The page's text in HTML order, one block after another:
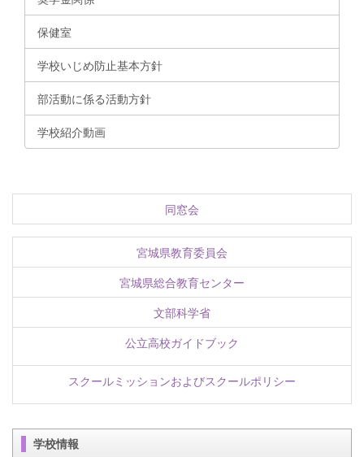
保健室
学校いじめ防止基本方針
部活動に係る活動方針
学校紹介動画
同窓会
宮城県教育委員会
宮城県総合教育センター
文部科学省
公立高校ガイドブック
スクールミッションおよびスクールポリシー
学校情報